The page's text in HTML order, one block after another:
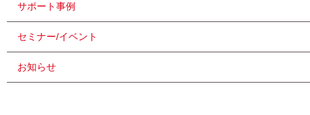
サポート事例
セミナー/イベント
お知らせ